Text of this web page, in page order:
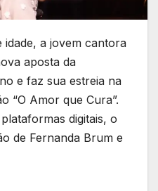
idade, a jovem cantora
aposta da
e faz sua estreia na
“O Amor que Cura”.
digitais, o
de Fernanda Brum e